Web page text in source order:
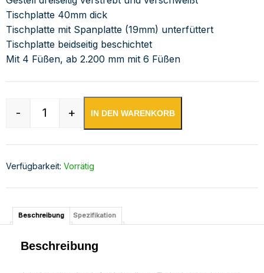
Tischplatte 40mm dick
Tischplatte mit Spanplatte (19mm) unterfüttert
Tischplatte beidseitig beschichtet
Mit 4 Füßen, ab 2.200 mm mit 6 Füßen
Edelstahl Arbeitsschrank mit Aufkantung Menge
- + IN DEN WARENKORB
Verfügbarkeit: Vorrätig
Beschreibung Spezifikation
Beschreibung